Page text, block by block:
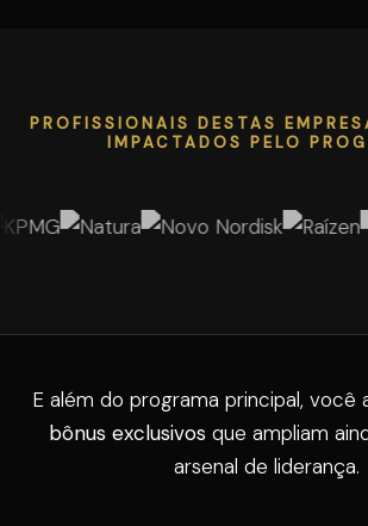
PROFISSIONAIS DESTAS
IMPACTADOS PELO
E além do programa principal, você
bônus exclusivosque ampliam
arsenal de liderança.